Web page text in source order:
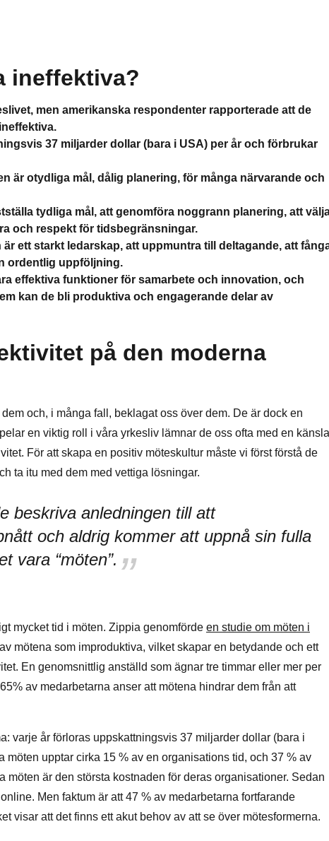
ineffektiva?
men amerikanska respondenter rapporterade att de
37 miljarder dollar (bara i USA) per år och förbrukar
är otydliga mål, dålig planering, för många närvarande och
tydliga mål, att genomföra noggrann planering, att
och respekt för tidsbegränsningar.
ett starkt ledarskap, att uppmuntra till deltagande, att
ordentlig uppföljning.
effektiva funktioner för samarbete och innovation, och
kan de bli produktiva och engagerande delar av
på den moderna
och, i många fall, beklagat oss över dem. De är dock en
en viktig roll i våra yrkesliv lämnar de oss ofta med en känsla
För att skapa en positiv möteskultur måste vi först förstå de
ta itu med dem med vettiga lösningar.
beskriva anledningen till att
och aldrig kommer att uppnå sin fulla
vara “möten”.
mycket tid i möten. Zippia genomförde en studie om möten i
mötena som improduktiva, vilket skapar en betydande och ett
En genomsnittlig anställd som ägnar tre timmar eller mer per
av medarbetarna anser att mötena hindrar dem från att
varje år förloras uppskattningsvis 37 miljarder dollar (bara i
möten upptar cirka 15 % av en organisations tid, och 37 % av
möten är den största kostnaden för deras organisationer. Sedan
Men faktum är att 47 % av medarbetarna fortfarande
visar att det finns ett akut behov av att se över mötesformerna.